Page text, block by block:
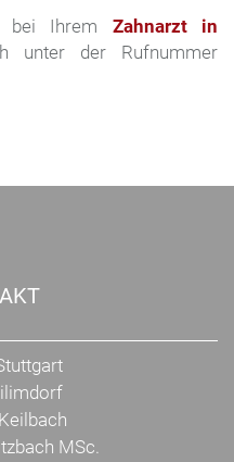
bei Ihrem Zahnarzt in
unter der Rufnummer
MSc.